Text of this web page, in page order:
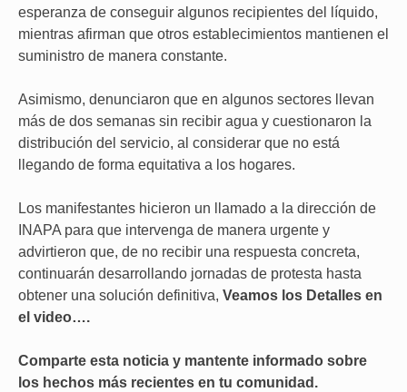
esperanza de conseguir algunos recipientes del líquido,
mientras afirman que otros establecimientos mantienen el
suministro de manera constante.
Asimismo, denunciaron que en algunos sectores llevan
más de dos semanas sin recibir agua y cuestionaron la
distribución del servicio, al considerar que no está
llegando de forma equitativa a los hogares.
Los manifestantes hicieron un llamado a la dirección de
INAPA para que intervenga de manera urgente y
advirtieron que, de no recibir una respuesta concreta,
continuarán desarrollando jornadas de protesta hasta
obtener una solución definitiva, Veamos los Detalles en
el video….
Comparte esta noticia y mantente informado sobre
los hechos más recientes en tu comunidad.